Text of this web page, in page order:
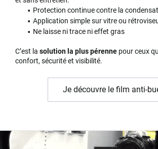
Protection continue contre la
Application simple sur vitre ou
Ne laisse ni trace ni effet gras
C’est lasolution la plus pérenne pour ceux
confort, sécurité et visibilité.
Je découvre le film anti-